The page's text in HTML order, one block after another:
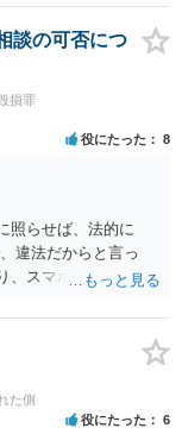
録されていれば、証
寄って来そうにな
ば最良だと思われま
い、そのようになり
談の可否につ
損罪
役にたった 8
照らせば、法的に
違法だからと言っ
、スマホのデータを
営面からの対策を行
た側
役にたった 6